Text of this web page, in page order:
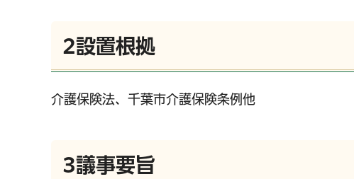
2設置根拠
介護保険法、千葉市介護保険条例他
3議事要旨